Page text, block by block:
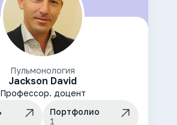
Пульмонология
Jackson David
Профессор. доцент
Портфолио
1